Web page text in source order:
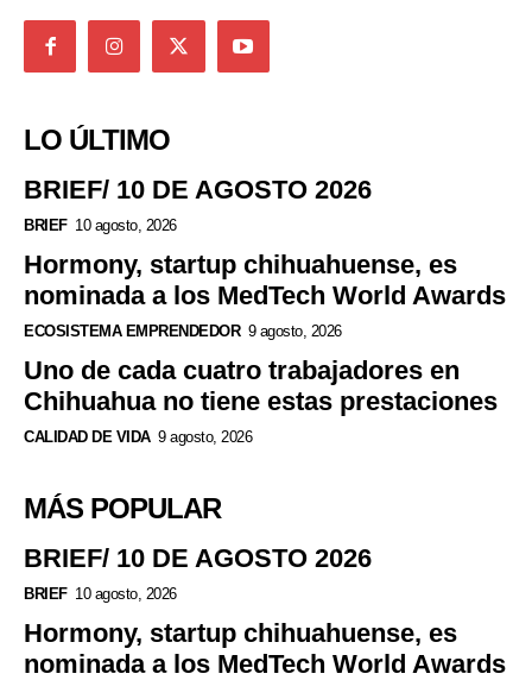
LO ÚLTIMO
BRIEF/ 10 DE AGOSTO 2026
BRIEF 10 agosto, 2026
Hormony, startup chihuahuense, es
nominada a los MedTech World Awards
ECOSISTEMA EMPRENDEDOR 9 agosto, 2026
Uno de cada cuatro trabajadores en
Chihuahua no tiene estas prestaciones
CALIDAD DE VIDA 9 agosto, 2026
MÁS POPULAR
BRIEF/ 10 DE AGOSTO 2026
BRIEF 10 agosto, 2026
Hormony, startup chihuahuense, es
nominada a los MedTech World Awards